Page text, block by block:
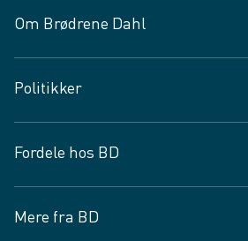
Om Brødrene Dahl
Vagttelefon 30 10 89 89
Spørgsmål og svar
Job og karriere
Fødevarekontrolrapport
Politikker
Privatlivspolitik
Cookies
Vilkår og betingelser
Fordele hos BD
BD app
Mere fra BD